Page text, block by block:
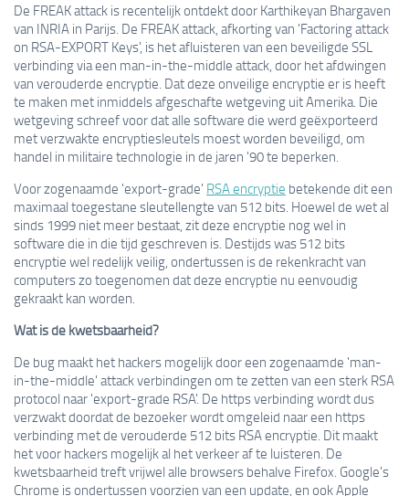
De FREAK attack is recentelijk ontdekt door Karthikeyan Bhargaven
van INRIA in Parijs. De FREAK attack, afkorting van 'Factoring attack
on RSA-EXPORT Keys', is het afluisteren van een beveiligde SSL
verbinding via een man-in-the-middle attack, door het afdwingen
van verouderde encryptie. Dat deze onveilige encryptie er is heeft
te maken met inmiddels afgeschafte wetgeving uit Amerika. Die
wetgeving schreef voor dat alle software die werd geëxporteerd
met verzwakte encryptiesleutels moest worden beveiligd, om
handel in militaire technologie in de jaren '90 te beperken.
Voor zogenaamde 'export-grade' RSA encryptie betekende dit een
maximaal toegestane sleutellengte van 512 bits. Hoewel de wet al
sinds 1999 niet meer bestaat, zit deze encryptie nog wel in
software die in die tijd geschreven is. Destijds was 512 bits
encryptie wel redelijk veilig, ondertussen is de rekenkracht van
computers zo toegenomen dat deze encryptie nu eenvoudig
gekraakt kan worden.
Wat is de kwetsbaarheid?
De bug maakt het hackers mogelijk door een zogenaamde 'man-
in-the-middle' attack verbindingen om te zetten van een sterk RSA
protocol naar 'export-grade RSA'. De https verbinding wordt dus
verzwakt doordat de bezoeker wordt omgeleid naar een https
verbinding met de verouderde 512 bits RSA encryptie. Dit maakt
het voor hackers mogelijk al het verkeer af te luisteren. De
kwetsbaarheid treft vrijwel alle browsers behalve Firefox. Google's
Chrome is ondertussen voorzien van een update, en ook Apple